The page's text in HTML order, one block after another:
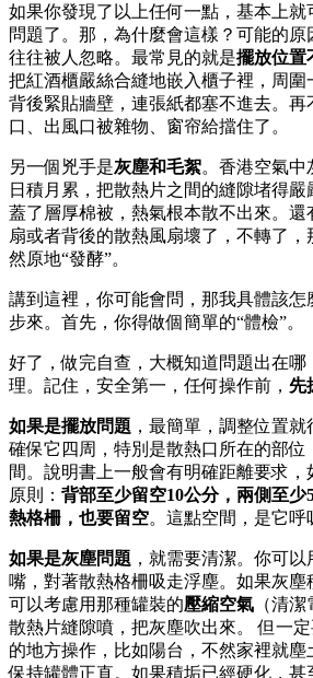
如果你發現了以上任何一點，基本上就
問題了。那，為什麼會這樣？可能的原
往往被人忽略。最常見的就是擺放位置
把紅酒櫃嚴絲合縫地嵌入櫃子裡，周
背後緊貼牆壁，連張紙都塞不進去。
口、出風口被雜物、窗帘給擋住了。
另一個兇手是灰塵和毛絮。香港空氣
日積月累，把散熱片之間的縫隙堵得
蓋了層厚棉被，熱氣根本散不出來。
扇或者背後的散熱風扇壞了，不轉了，
然原地“發酵”。
講到這裡，你可能會問，那我具體該
步來。首先，你得做個簡單的“體檢”。
好了，做完自查，大概知道問題出在哪
理。記住，安全第一，任何操作前， 先
如果是擺放問題 ，最簡單，調整位置
確保它四周，特別是散熱口所在的部位
間。說明書上一般會有明確距離要求，
原則： 背部至少留空10公分，兩側至
熱格柵，也要留空。這點空間，是它呼
如果是灰塵問題 ，就需要清潔。你可
嘴，對著散熱格柵吸走浮塵。如果灰塵
可以考慮用那種罐裝的壓縮空氣 （清
散熱片縫隙噴，把灰塵吹出來。️ 但一
的地方操作，比如陽台，不然家裡就
保持罐體正直。如果積垢已經硬化，甚